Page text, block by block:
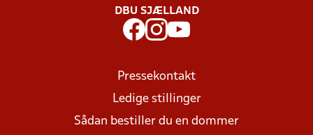
DBU SJÆLLAND
Pressekontakt
Ledige stillinger
Sådan bestiller du en dommer